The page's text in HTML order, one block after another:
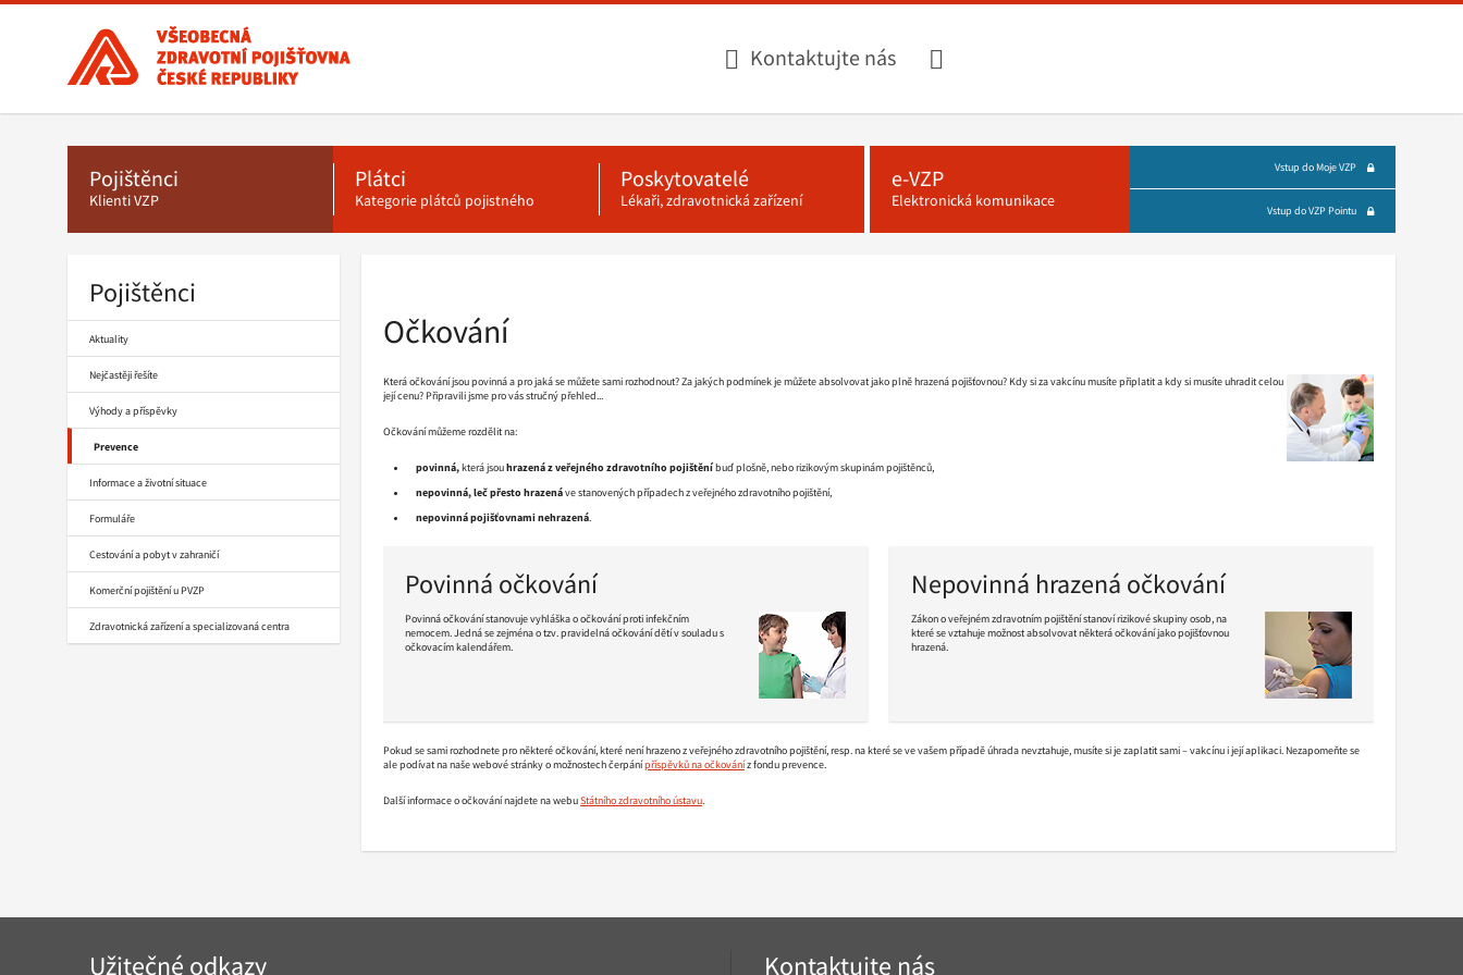
Všeobecná
zdravotní
pojišťovna
ČR,
hlavní
stránka
Kontaktujte nás
Pojištěnci
Klienti VZP
Plátci
Kategorie plátců pojistného
Poskytovatelé
Lékaři, zdravotnická zařízení
e-VZP
Elektronická komunikace
Vstup do Moje VZP
Vstup do VZP Pointu
Pojištěnci
Aktuality
Nejčastěji řešíte
Výhody a příspěvky
Prevence
Informace a životní situace
Formuláře
Cestování a pobyt v zahraničí
Komerční pojištění u PVZP
Zdravotnická zařízení a specializovaná centra
Očkování
Která očkování jsou povinná a pro jaká se můžete sami rozhodnout? Za jakých podmínek je můžete absolvovat jako plně hrazená pojišťovnou? Kdy si za vakcínu musíte připlatit a kdy si musíte uhradit celou
její cenu? Připravili jsme pro vás stručný přehled...
Očkování můžeme rozdělit na:
povinná,která jsouhrazená z veřejného zdravotního pojištěníbuď plošně, nebo rizikovým skupinám pojištěnců,
nepovinná, leč přesto hrazenáve stanovených případech z veřejného zdravotního pojištění,
nepovinná pojišťovnami nehrazená.
Povinná očkování
Povinná očkování stanovuje vyhláška o očkování proti infekčním
nemocem. Jedná se zejména o tzv. pravidelná očkování dětí v souladu s
očkovacím kalendářem.
Nepovinná hrazená očkování
Zákon o veřejném zdravotním pojištění stanoví rizikové skupiny osob, na
které se vztahuje možnost absolvovat některá očkování jako pojišťovnou
hrazená.
Pokud se sami rozhodnete pro některé očkování, které není hrazeno z veřejného zdravotního pojištění, resp. na které se ve vašem případě úhrada nevztahuje, musíte si je zaplatit sami – vakcínu i její aplikaci. Nezapomeňte se
ale podívat na naše webové stránky o možnostech čerpánípříspěvků na očkováníz fondu prevence.
Další informace o očkování najdete na webuStátního zdravotního ústavu.
Navigace
Užitečné odkazy Kontaktujte nás